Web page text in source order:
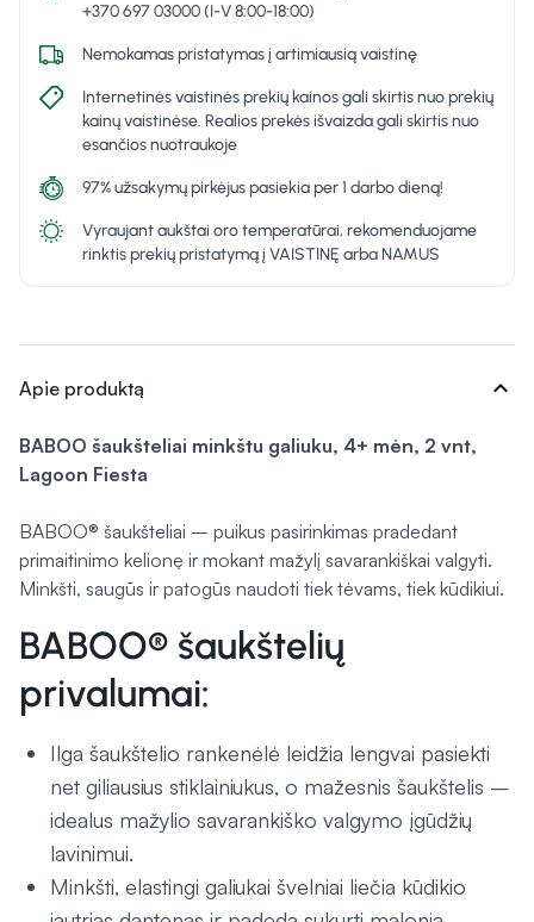
+370 697 03000 (I-V 8:00-18:00)
Nemokamas pristatymas į artimiausią vaistinę
Internetinės vaistinės prekių kainos gali skirtis nuo prekių
kainų vaistinėse. Realios prekės išvaizda gali skirtis nuo
esančios nuotraukoje
97% užsakymų pirkėjus pasiekia per 1 darbo dieną!
Vyraujant aukštai oro temperatūrai, rekomenduojame
rinktis prekių pristatymą į VAISTINĘ arba NAMUS
Apie produktą expand_more
BABOO šaukšteliai minkštu galiuku, 4+ mėn, 2 vnt,
Lagoon Fiesta
BABOO® šaukšteliai – puikus pasirinkimas pradedant
primaitinimo kelionę ir mokant mažylį savarankiškai valgyti.
Minkšti, saugūs ir patogūs naudoti tiek tėvams, tiek kūdikiui.
BABOO® šaukštelių
privalumai:
Ilga šaukštelio rankenėlė leidžia lengvai pasiekti
net giliausius stiklainiukus, o mažesnis šaukštelis –
idealus mažylio savarankiško valgymo įgūdžių
lavinimui.
Minkšti, elastingi galiukai švelniai liečia kūdikio